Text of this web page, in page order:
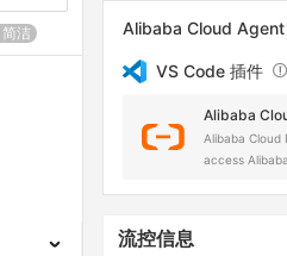
简洁 Alibaba Cloud
VS Code 插件
Alibaba
Alibaba
access
流控信息